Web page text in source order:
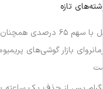
نوشته‌های تازه
اپل با سهم ۶۵ درصدی همچنان
فرمانروای بازار گوشی‌های
است